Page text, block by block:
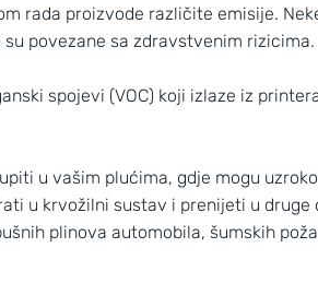
rada proizvode različite emisije.
povezane sa zdravstvenim rizicima.
spojevi (VOC) koji izlaze iz
u vašim plućima, gdje mogu
u krvožilni sustav i prenijeti u druge
plinova automobila, šumskih